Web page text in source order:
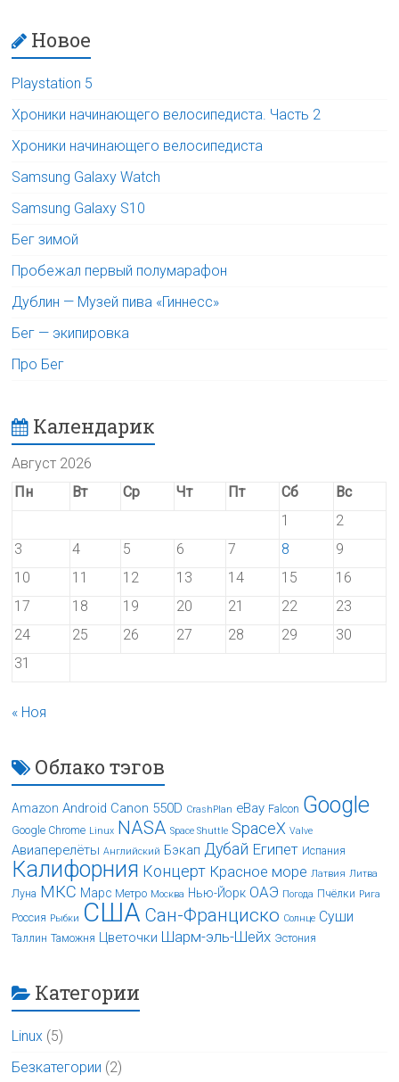
Новое
Playstation 5
Хроники начинающего велосипедиста. Часть 2
Хроники начинающего велосипедиста
Samsung Galaxy Watch
Samsung Galaxy S10
Бег зимой
Пробежал первый полумарафон
Дублин — Музей пива «Гиннесс»
Бег — экипировка
Про Бег
Календарик
Август 2026
Пн
Вт Ср Чт Пт Сб
Вс
1
2
3
4 5 6 7 8
9
10
11 12 13 14 15
16
17
18 19 20 21 22
23
24
25 26 27 28 29
30
31
« Ноя
Облако тэгов
Amazon Android Canon 550D CrashPlan eBay Falcon Google
Google Chrome Linux NASA Space Shuttle SpaceX Valve
Авиаперелёты Английский Бэкап Дубай Египет Испания
Калифорния Концерт Красное море Латвия Литва
Луна МКС Марс Метро Москва Нью-Йорк ОАЭ Погода Пчёлки Рига
Россия Рыбки США Сан-Франциско Солнце Суши
Таллин Таможня Цветочки Шарм-эль-Шейх Эстония
Категории
Linux (5)
Безкатегории (2)